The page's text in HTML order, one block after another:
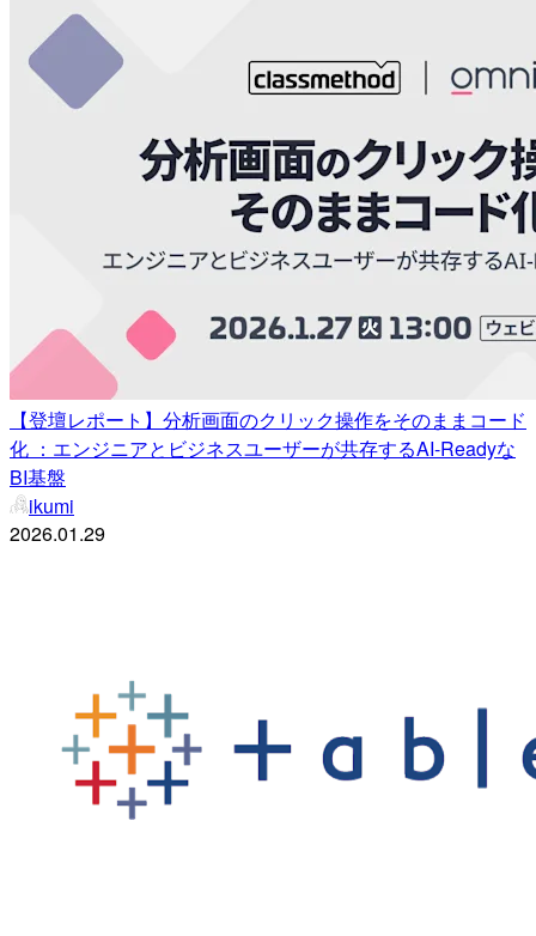
【登壇レポート】分析画面のクリック操作をそのままコード
化 ：エンジニアとビジネスユーザーが共存するAI-Readyな
BI基盤
ikumi
2026.01.29